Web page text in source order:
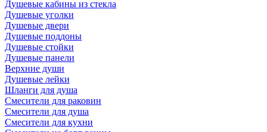
Душевые кабины из стекла
Душевые уголки
Душевые двери
Душевые поддоны
Душевые стойки
Душевые панели
Верхние души
Душевые лейки
Шланги для душа
Смесители для раковин
Смесители для душа
Смесители для кухни